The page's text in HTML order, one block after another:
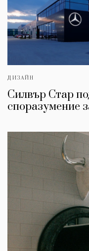
ДИЗАЙН
Силвър Стар
споразумение